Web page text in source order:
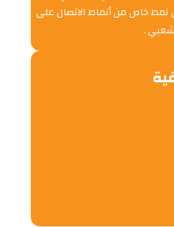
نمط خاص من أنماط الاتصال على
.